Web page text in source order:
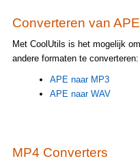
Converteren van APE
Met CoolUtils is het mogelijk
andere formaten te converteren:
APE naar MP3
APE naar WAV
MP4 Converters